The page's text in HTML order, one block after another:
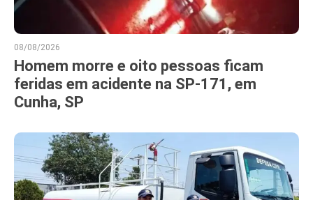
08/08/2026
Homem morre e oito pessoas ficam
feridas em acidente na SP-171, em
Cunha, SP